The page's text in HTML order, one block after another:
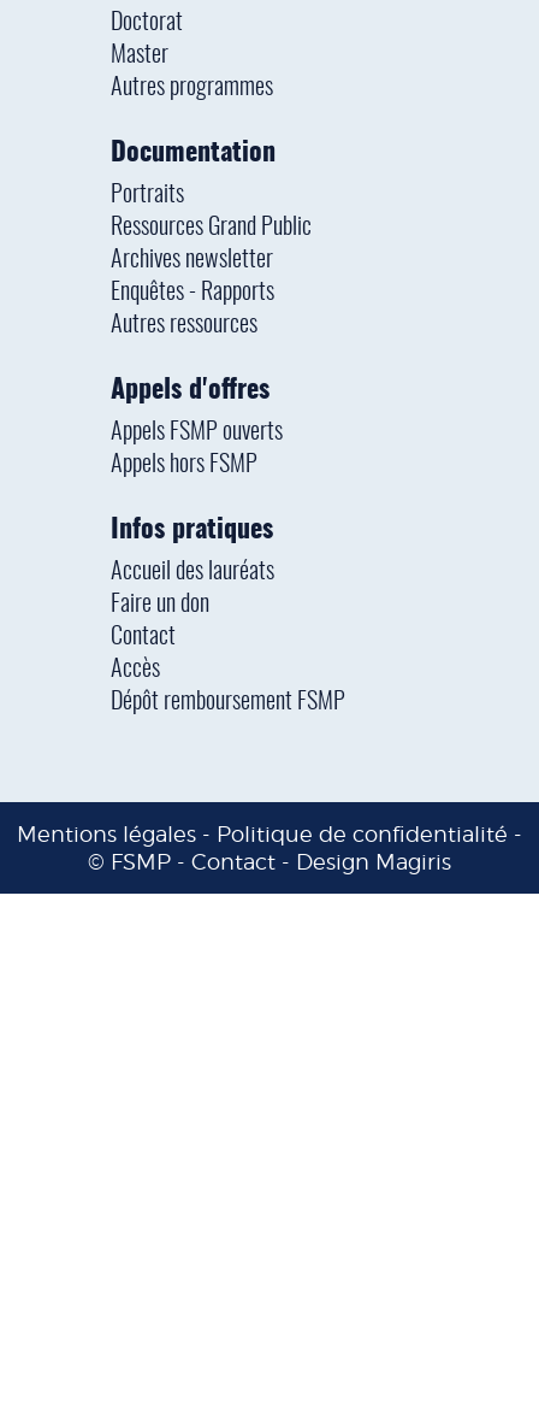
Doctorat
Master
Autres programmes
Documentation
Portraits
Ressources Grand Public
Archives newsletter
Enquêtes - Rapports
Autres ressources
Appels d'offres
Appels FSMP ouverts
Appels hors FSMP
Infos pratiques
Accueil des lauréats
Faire un don
Contact
Accès
Dépôt remboursement FSMP
Mentions légales - Politique de confidentialité -
© FSMP - Contact - Design Magiris